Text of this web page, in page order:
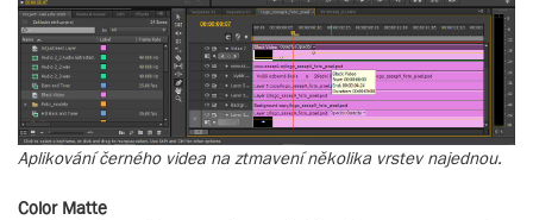
Aplikování černého videa na ztmavení několika vrstev najednou.
Color Matte